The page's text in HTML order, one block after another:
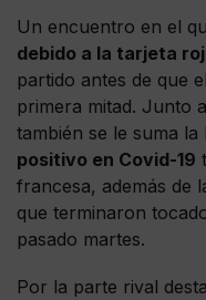
Un encuentro en el
debido a la tarjeta
partido antes de que
primera mitad. Junto
también se le suma la
positivo en Covid-19
francesa, además de
que terminaron
pasado martes.
Por la parte rival